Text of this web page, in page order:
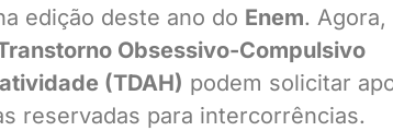
edição deste ano do Enem. Agora,
Obsessivo-Compulsivo
(TDAH) podem solicitar
reservadas para intercorrências.